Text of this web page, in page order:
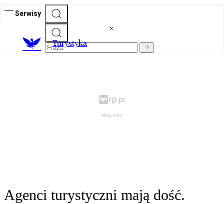
Serwisy
Turystyka
Agenci turystyczni mają dość.